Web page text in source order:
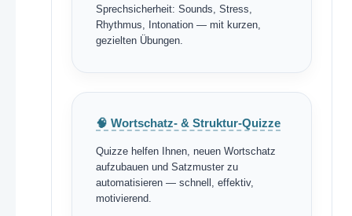
Sprechsicherheit: Sounds, Stress,
Rhythmus, Intonation — mit kurzen,
gezielten Übungen.
🧠 Wortschatz- & Struktur-Quizze
Quizze helfen Ihnen, neuen Wortschatz
aufzubauen und Satzmuster zu
automatisieren — schnell, effektiv,
motivierend.